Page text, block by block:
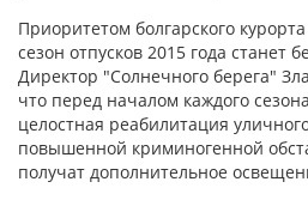
Приоритетом болгарского
сезон отпусков 2015 года станет
Директор "Солнечного берега"
что перед началом каждого
целостная реабилитация
повышенной криминогенной
получат дополнительное